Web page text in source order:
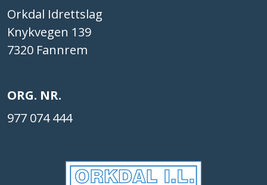
Orkdal Idrettslag
Knykvegen 139
7320 Fannrem
ORG. NR.
977 074 444